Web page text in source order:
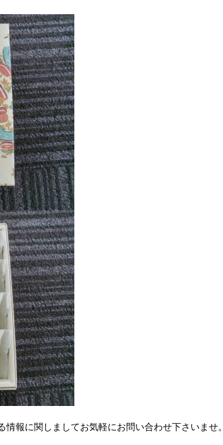
報に関しましてお気軽にお問い合わせ下さいませ。